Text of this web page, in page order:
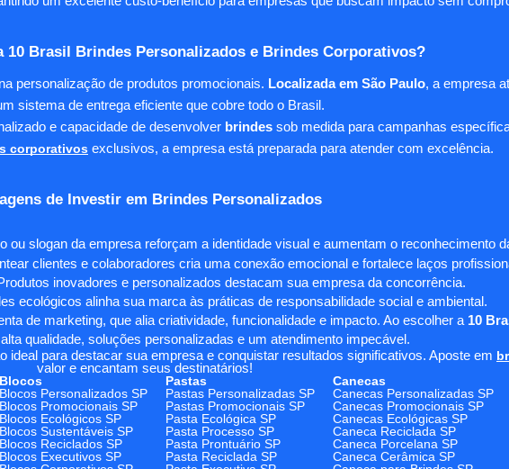
10 Brasil Brindes Personalizados e Brindes Corporativos?
personalização de produtos promocionais. Localizada em São Paulo, a empresa
sistema de entrega eficiente que cobre todo o Brasil.
e capacidade de desenvolver brindessob medida para campanhas
corporativos exclusivos, a empresa está preparada para atender com excelência.
de Investir em Brindes Personalizados
ou slogan da empresa reforçam a identidade visual e aumentam o reconhecimento
clientes e colaboradores cria uma conexão emocional e fortalece laços
inovadores e personalizados destacam sua empresa da concorrência.
ecológicos alinha sua marca às práticas de responsabilidade social e ambiental.
de marketing, que alia criatividade, funcionalidade e impacto. Ao escolher a 10
qualidade, soluções personalizadas e um atendimento impecável.
ideal para destacar sua empresa e conquistar resultados significativos. Aposte em
valor e encantam seus destinatários!
Blocos Pastas Canecas
Blocos Personalizados SP Pastas Personalizadas SP Canecas Personalizadas SP
Blocos Promocionais SP Pastas Promocionais SP Canecas Promocionais SP
Blocos Ecológicos SP Pasta Ecológica SP Canecas Ecológicas SP
Blocos Sustentáveis SP Pasta Processo SP Caneca Reciclada SP
Blocos Reciclados SP Pasta Prontuário SP Caneca Porcelana SP
Blocos Executivos SP Pasta Reciclada SP Caneca Cerâmica SP